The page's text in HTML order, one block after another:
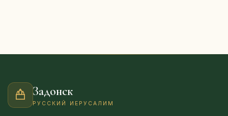
Задонск
РУССКИЙ ИЕРУСАЛИМ